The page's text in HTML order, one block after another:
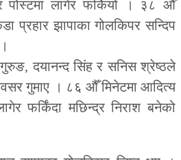
पोस्टमा लागेर फर्कियो । ३८ औँ
प्रहार झापाका गोलकिपर सन्दिप
दयानन्द सिंह र सनिस श्रेष्ठले
अवसर गुमाए । ८६ औँ मिनेटमा आदित्य
फर्किंदा मछिन्द्र निराश बनेको